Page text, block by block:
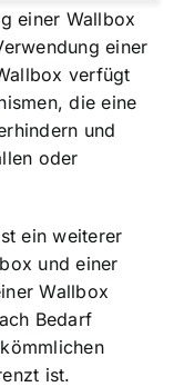
einer Wallbox
einer
verfügt
die eine
und
oder
ein weiterer
und einer
Wallbox
Bedarf
ist.